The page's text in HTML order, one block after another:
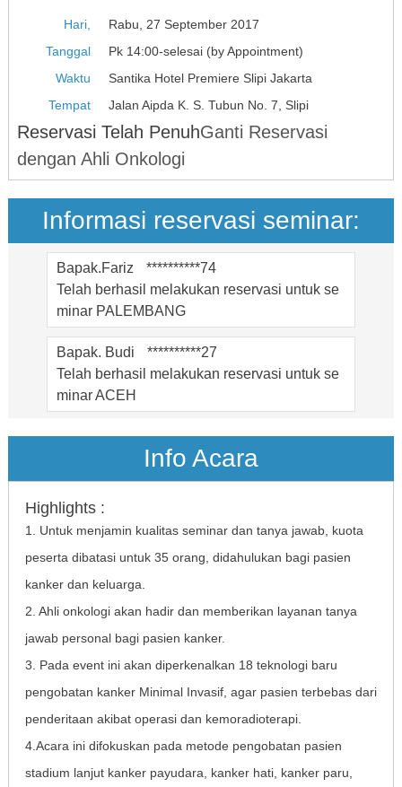
Hari,
Tanggal
Waktu
Tempat
Rabu, 27 September 2017
Pk 14:00-selesai (by Appointment)
Santika Hotel Premiere Slipi Jakarta
Jalan Aipda K. S. Tubun No. 7, Slipi
Reservasi Telah PenuhGanti Reservasi
dengan Ahli Onkologi
Informasi reservasi seminar:
Ibu Evi Yanti
**********37
minarACEH
Bapak. Andrian
**********11
minarPALEMBANG
Bapak.Fariz
**********74
Telah berhasil melakukan reservasi untuk se
minar PALEMBANG
Bapak. Budi
**********27
Telah berhasil melakukan reservasi untuk se
minarACEH
Bapak. Fredy
**********22
Telah berhasil melakukan reservasi untuk se
minarACEH
Ibu Khomaria
Telah berhasil melakukan reservasi untuk se
minarACEH
Ibu Sri
**********22
minar
PALEMBANG
Ibu Eka Sari
**********59
Telah berhasil melakukan reservasi untuk se
Bapak. Gatot
**********45
Info Acara
Highlights :
1. Untuk menjamin kualitas seminar dan tanya jawab, kuota
peserta dibatasi untuk 35 orang, didahulukan bagi pasien
kanker dan keluarga.
2. Ahli onkologi akan hadir dan memberikan layanan tanya
jawab personal bagi pasien kanker.
3. Pada event ini akan diperkenalkan 18 teknologi baru
pengobatan kanker Minimal Invasif, agar pasien terbebas dari
penderitaan akibat operasi dan kemoradioterapi.
4.Acara ini difokuskan pada metode pengobatan pasien
stadium lanjut kanker payudara, kanker hati, kanker paru,